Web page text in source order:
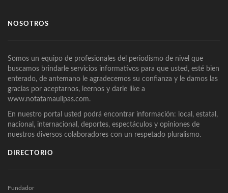
NOSOTROS
Somos un equipo de profesionales del periodismo de nivel que
buscamos brindarle servicios informativos para que usted, esté bien
enterado, de antemano le agradecemos su confianza y le damos las
gracias por aceptarnos, leernos y darle like a
www.notatamaulipas.com.
En nuestro portal usted podrá encontrar información: local, estatal,
nacional, internacional, deportes, espectáculos y opiniones de
nuestros diversos colaboradores con un respetado pluralismo.
DIRECTORIO
Fundador